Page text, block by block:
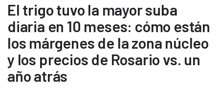
El trigo tuvo la mayor suba
diaria en 10 meses: cómo están
los márgenes de la zona núcleo
y los precios de Rosario vs. un
año atrás